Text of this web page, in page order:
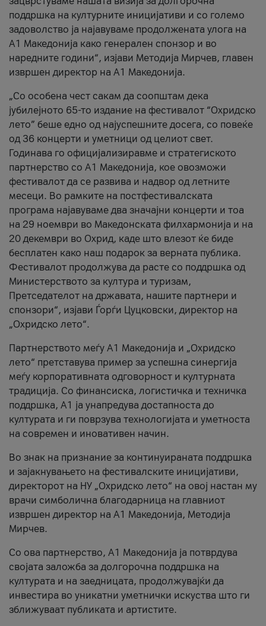
поддршка на културните иницијативи и со големо
задоволство ја најавуваме продолжената улога на
A1 Македонија како генерален спонзор и во
наредните години“, изјави Методија Мирчев, главен
извршен директор на A1 Македонија.
„Со особена чест сакам да соопштам дека
јубилејното 65-то издание на фестивалот “Охридско
лето” беше едно од најуспешните досега, со повеќе
од 36 концерти и уметници од целиот свет.
Годинава го официјализиравме и стратегиското
партнерство со А1 Македонија, кое овозможи
фестивалот да се развива и надвор од летните
месеци. Во рамките на постфестивалската
програма најавуваме два значајни концерти и тоа
на 29 ноември во Македонската филхармонија и на
20 декември во Охрид, каде што влезот ќе биде
бесплатен како наш подарок за верната публика.
Фестивалот продолжува да расте со поддршка од
Министерството за култура и туризам,
Претседателот на државата, нашите партнери и
спонзори“, изјави Ѓорѓи Цуцковски, директор на
„Охридско лето“.
Партнерството меѓу A1 Македонија и „Охридско
лето“ претставува пример за успешна синергија
меѓу корпоративната одговорност и културната
традиција. Со финансиска, логистичка и техничка
поддршка, A1 ја унапредува достапноста до
културата и ги поврзува технологијата и уметноста
на современ и иновативен начин.
Во знак на признание за континуираната поддршка
и зајакнувањето на фестивалските иницијативи,
директорот на НУ „Охридско лето“ на овој настан му
врачи симболична благодарница на главниот
извршен директор на A1 Македонија, Методија
Мирчев.
Со ова партнерство, A1 Македонија ја потврдува
својата заложба за долгорочна поддршка на
културата и на заедницата, продолжувајќи да
инвестира во уникатни уметнички искуства што ги
зближуваат публиката и артистите.